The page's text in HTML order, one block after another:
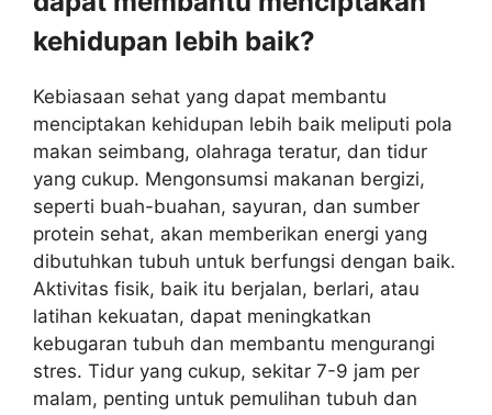
kehidupan lebih baik?
Kebiasaan sehat yang dapat membantu
menciptakan kehidupan lebih baik meliputi pola
makan seimbang, olahraga teratur, dan tidur
yang cukup. Mengonsumsi makanan bergizi,
seperti buah-buahan, sayuran, dan sumber
protein sehat, akan memberikan energi yang
dibutuhkan tubuh untuk berfungsi dengan baik.
Aktivitas fisik, baik itu berjalan, berlari, atau
latihan kekuatan, dapat meningkatkan
kebugaran tubuh dan membantu mengurangi
stres. Tidur yang cukup, sekitar 7-9 jam per
malam, penting untuk pemulihan tubuh dan